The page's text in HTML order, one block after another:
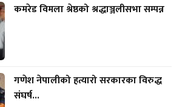
कमरेड विमला श्रेष्ठको श्रद्धाञ्जलीसभा सम्पन्न
गणेश नेपालीको हत्यारो सरकारका विरुद्ध
संघर्ष...